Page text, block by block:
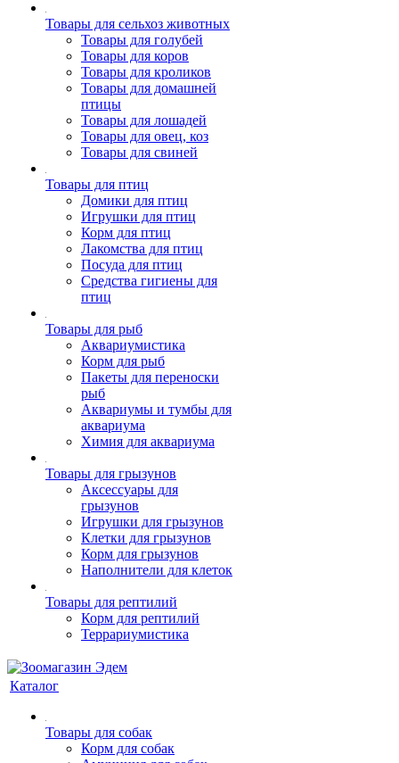
Товары для сельхоз животных
Товары для голубей
Товары для коров
Товары для кроликов
Товары для домашней
птицы
Товары для лошадей
Товары для овец, коз
Товары для свиней
Товары для птиц
Домики для птиц
Игрушки для птиц
Корм для птиц
Лакомства для птиц
Посуда для птиц
Средства гигиены для
птиц
Товары для рыб
Аквариумистика
Корм для рыб
Пакеты для переноски
рыб
Аквариумы и тумбы для
аквариума
Химия для аквариума
Товары для грызунов
Аксессуары для
грызунов
Игрушки для грызунов
Клетки для грызунов
Корм для грызунов
Наполнители для клеток
Товары для рептилий
Корм для рептилий
Террариумистика
Каталог
Товары для собак
Корм для собак